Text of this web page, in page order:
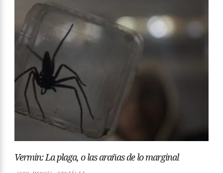
Vermin: La plaga, o las arañas de lo marginal